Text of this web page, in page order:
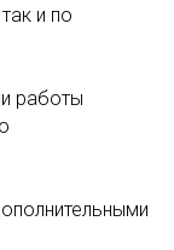
и по
работы